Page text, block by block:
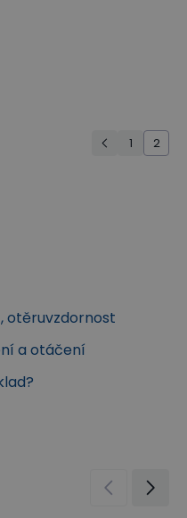
1 2
otěruvzdornost
a otáčení